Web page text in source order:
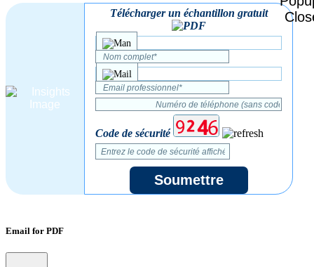
Télécharger un échantillon gratuit
Code de sécurité
Soumettre
Email for PDF